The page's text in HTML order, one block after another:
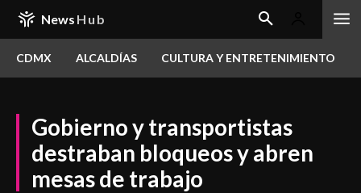
News Hub
CDMX ALCALDÍAS CULTURA Y ENTRETENIMIENTO
Gobierno y transportistas
destraban bloqueos y abren
mesas de trabajo